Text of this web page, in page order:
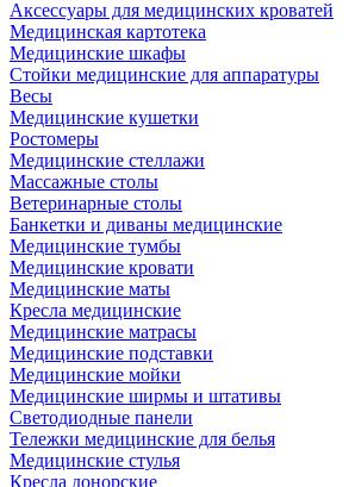
Аксессуары для медицинских кроватей
Медицинская картотека
Медицинские шкафы
Стойки медицинские для аппаратуры
Весы
Медицинские кушетки
Ростомеры
Медицинские стеллажи
Массажные столы
Ветеринарные столы
Банкетки и диваны медицинские
Медицинские тумбы
Медицинские кровати
Медицинские маты
Кресла медицинские
Медицинские матрасы
Медицинские подставки
Медицинские мойки
Медицинские ширмы и штативы
Светодиодные панели
Тележки медицинские для белья
Медицинские стулья
Кресла донорские